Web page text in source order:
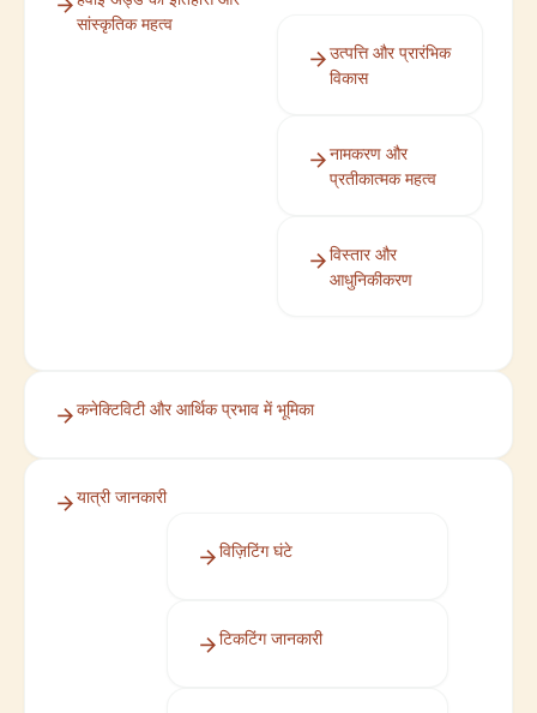
सांस्कृतिक महत्व
उत्पत्ति और प्रारंभिक
विकास
नामकरण और
प्रतीकात्मक महत्व
विस्तार और
आधुनिकीकरण
कनेक्टिविटी और आर्थिक प्रभाव में भूमिका
यात्री जानकारी
विज़िटिंग घंटे
टिकटिंग जानकारी